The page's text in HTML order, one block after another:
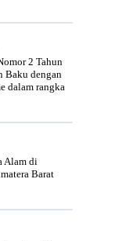
2 Tahun
Baku dengan
dalam rangka
Alam di
Barat